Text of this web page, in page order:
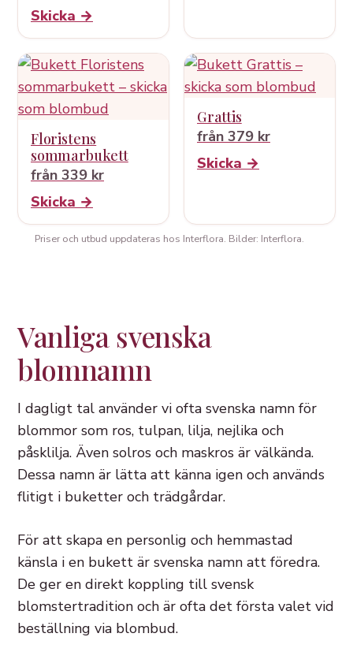
Skicka →
Floristens
sommarbukett
från 339 kr
Skicka →
Grattis
från 379 kr
Skicka →
Priser och utbud uppdateras hos Interflora. Bilder: Interflora.
Vanliga svenska
blomnamn
I dagligt tal använder vi ofta svenska namn för
blommor som ros, tulpan, lilja, nejlika och
påsklilja. Även solros och maskros är välkända.
Dessa namn är lätta att känna igen och används
flitigt i buketter och trädgårdar.
För att skapa en personlig och hemmastad
känsla i en bukett är svenska namn att föredra.
De ger en direkt koppling till svensk
blomstertradition och är ofta det första valet vid
beställning via blombud.